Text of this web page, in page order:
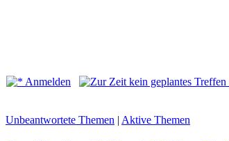
Anmelden
Unbeantwortete Themen | Aktive Themen